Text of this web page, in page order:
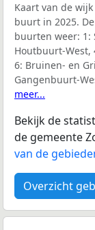
Kaart van de
buurt in 2025.
buurten weer: 1:
Houtbuurt-West,
6: Bruinen- en
Gangenbuurt-
meer...
Bekijk de
de gemeente
van de
Overzicht